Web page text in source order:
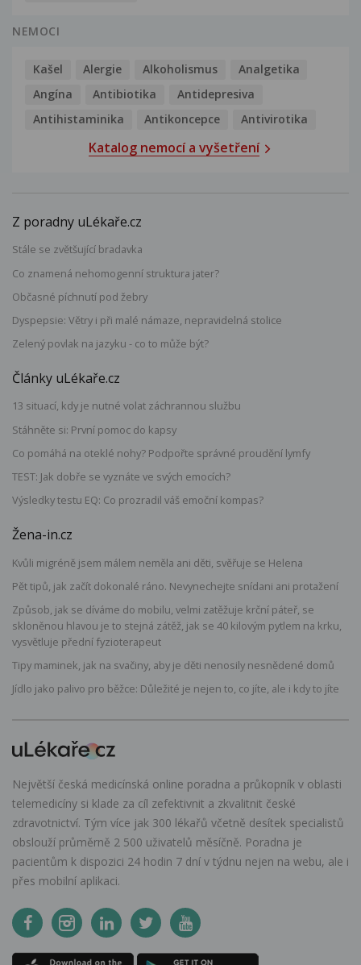
NEMOCI
Kašel Alergie Alkoholismus
Analgetika
Angína
Antibiotika
Antidepresiva
Antihistaminika
Antikoncepce Antivirotika
Katalog nemocí a vyšetření
Z poradny uLékaře.cz
Stále se zvětšující bradavka
Co znamená nehomogenní struktura jater?
Občasné píchnutí pod žebry
Dyspepsie: Větry i při malé námaze, nepravidelná stolice
Zelený povlak na jazyku - co to může být?
Články uLékaře.cz
13 situací, kdy je nutné volat záchrannou službu
Stáhněte si: První pomoc do kapsy
Co pomáhá na oteklé nohy? Podpořte správné proudění lymfy
TEST: Jak dobře se vyznáte ve svých emocích?
Výsledky testu EQ: Co prozradil váš emoční kompas?
Žena-in.cz
Kvůli migréně jsem málem neměla ani děti, svěřuje se Helena
Pět tipů, jak začít dokonalé ráno. Nevynechejte snídani ani protažení
Způsob, jak se díváme do mobilu, velmi zatěžuje krční páteř, se
skloněnou hlavou je to stejná zátěž, jak se 40 kilovým pytlem na krku,
vysvětluje přední fyzioterapeut
Tipy maminek, jak na svačiny, aby je děti nenosily nesnědené domů
Jídlo jako palivo pro běžce: Důležité je nejen to, co jíte, ale i kdy to jíte
Největší česká medicínská online poradna a průkopník v oblasti
telemedicíny si klade za cíl zefektivnit a zkvalitnit české
zdravotnictví. Tým více jak 300 lékařů včetně desítek specialistů
obslouží průměrně 2 500 uživatelů měsíčně. Poradna je
pacientům k dispozici 24 hodin 7 dní v týdnu nejen na webu, ale i
přes mobilní aplikaci.